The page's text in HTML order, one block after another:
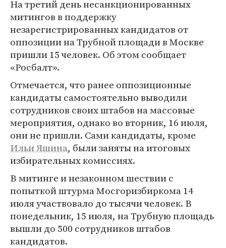
На третий день несанкционированных
митингов в поддержку
незарегистрированных кандидатов от
оппозиции на Трубной площади в Москве
пришли 15 человек. Об этом сообщает
«Росбалт».
Отмечается, что ранее оппозиционные
кандидаты самостоятельно выводили
сотрудников своих штабов на массовые
мероприятия, однако во вторник, 16 июля,
они не пришли. Сами кандидаты, кроме
Ильи Яшина, были заняты на итоговых
избирательных комиссиях.
В митинге и незаконном шествии с
попыткой штурма Мосгоризбиркома 14
июля участвовало до тысячи человек. В
понедельник, 15 июля, на Трубную площадь
вышли до 500 сотрудников штабов
кандидатов.